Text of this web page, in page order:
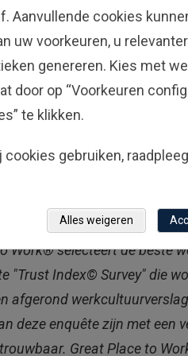
Great Place to
werd in 2024 voor
Deze erkenning erkent
ons ook voor het
Het ondersteunt ook
en stimulerende
Work® selecteert de beste
"Trust Index© Survey" die
afgerond
deze enquête zijn met een
Great Place to
Aanvullende cookies
uw voorkeuren, u
genereren. Kies met
door op “Voorkeuren
te klikken.
gebruiken,
Alles weigeren